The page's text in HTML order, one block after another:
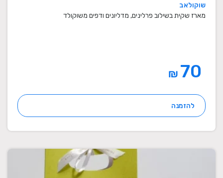
שוקולאב
מארז שקית בשילוב פרלינים, מדליונים ודפים משוקולד
₪
להזמנה